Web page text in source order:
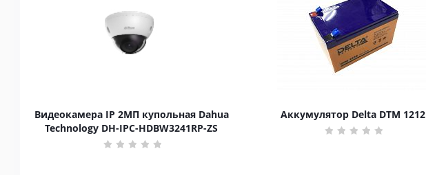
Видеокамера IP 2МП купольная Dahua
Technology DH-IPC-HDBW3241RP-ZS
Аккумулятор Delta DTM 1212